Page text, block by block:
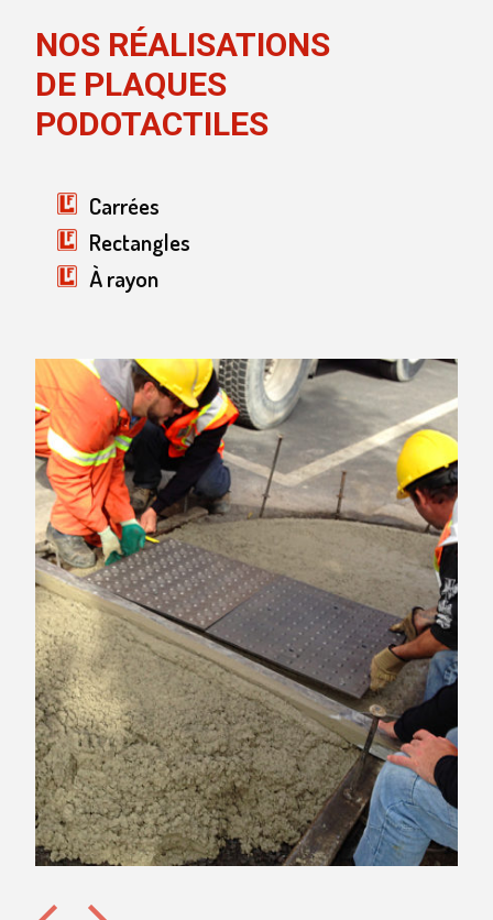
NOS RÉALISATIONS
DE PLAQUES
PODOTACTILES
Carrées
Rectangles
À rayon